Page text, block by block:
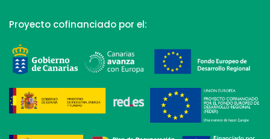
Proyecto cofinanciado por el: